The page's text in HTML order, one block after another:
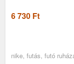
6 730 Ft
nike, futás, futó